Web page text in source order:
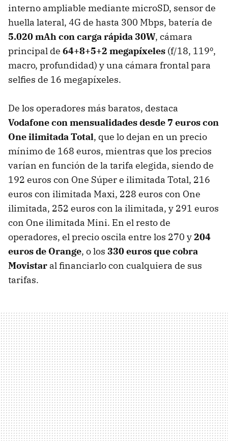
interno ampliable mediante microSD, sensor de
huella lateral, 4G de hasta 300 Mbps, batería de
5.020 mAh con carga rápida 30W, cámara
principal de 64+8+5+2 megapíxeles (f/18, 119º,
macro, profundidad) y una cámara frontal para
selfies de 16 megapíxeles.
De los operadores más baratos, destaca
Vodafone con mensualidades desde 7 euros con
One ilimitada Total, que lo dejan en un precio
mínimo de 168 euros, mientras que los precios
varían en función de la tarifa elegida, siendo de
192 euros con One Súper e ilimitada Total, 216
euros con ilimitada Maxi, 228 euros con One
ilimitada, 252 euros con la ilimitada, y 291 euros
con One ilimitada Mini. En el resto de
operadores, el precio oscila entre los 270 y204
euros de Orange, o los 330 euros que cobra
Movistar al financiarlo con cualquiera de sus
tarifas.